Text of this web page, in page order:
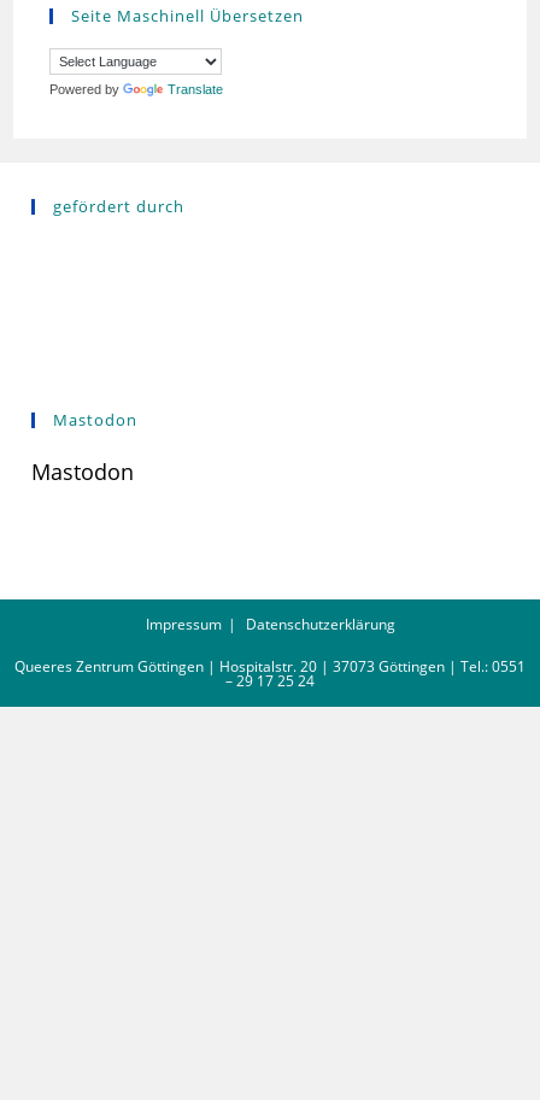
Seite Maschinell Übersetzen
Powered by Translate
gefördert durch
Mastodon
Mastodon
Impressum Datenschutzerklärung
Queeres Zentrum Göttingen | Hospitalstr. 20 | 37073 Göttingen | Tel.: 0551
– 29 17 25 24